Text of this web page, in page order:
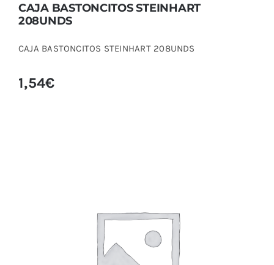
CAJA BASTONCITOS STEINHART
208UNDS
CAJA BASTONCITOS STEINHART 208UNDS
1,54€
CAJA CELULOSA BLANCA DENSA STALEKS
400PCS